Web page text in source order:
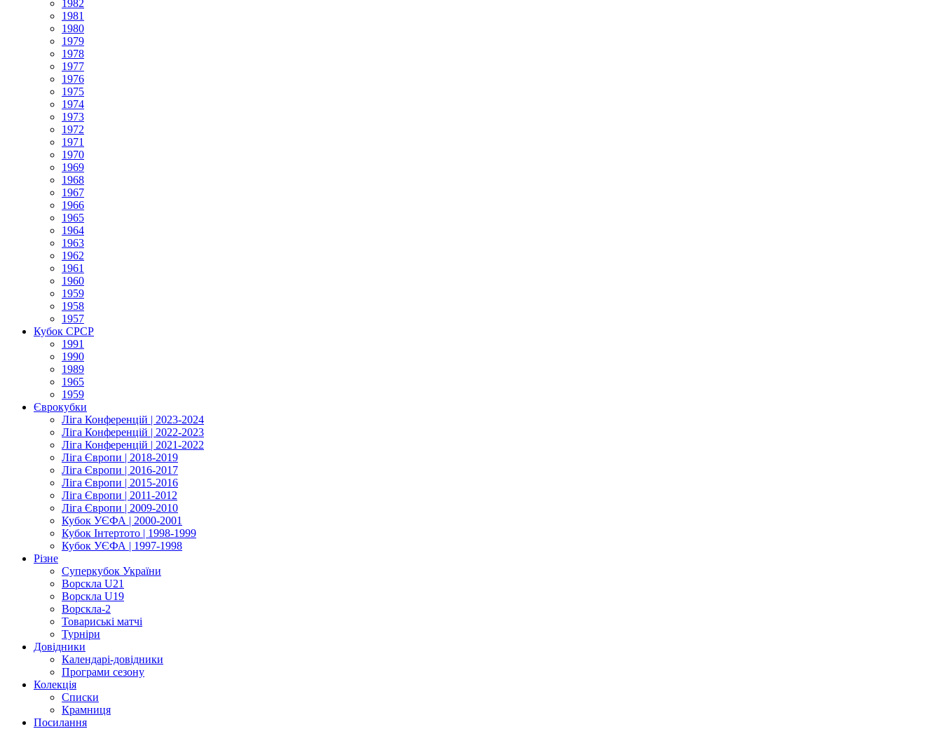
1982
1981
1980
1979
1978
1977
1976
1975
1974
1973
1972
1971
1970
1969
1968
1967
1966
1965
1964
1963
1962
1961
1960
1959
1958
1957
Кубок СРСР
1991
1990
1989
1965
1959
Єврокубки
Ліга Конференцій | 2023-2024
Ліга Конференцій | 2022-2023
Ліга Конференцій | 2021-2022
Ліга Європи | 2018-2019
Ліга Європи | 2016-2017
Ліга Європи | 2015-2016
Ліга Європи | 2011-2012
Ліга Європи | 2009-2010
Кубок УЄФА | 2000-2001
Кубок Інтертото | 1998-1999
Кубок УЄФА | 1997-1998
Різне
Суперкубок України
Ворскла U21
Ворскла U19
Ворскла-2
Товариські матчі
Турніри
Довідники
Календарі-довідники
Програми сезону
Колекція
Списки
Крамниця
Посилання